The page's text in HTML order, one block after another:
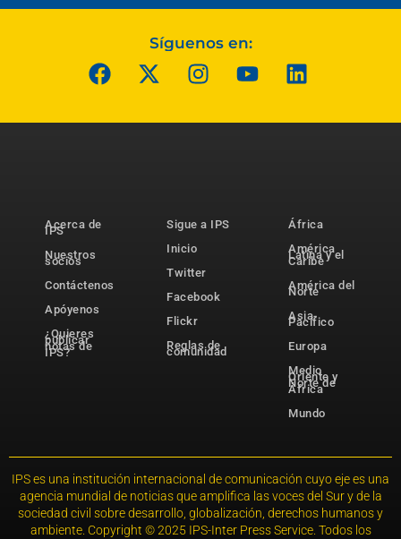
Síguenos en:
Acerca de
IPS
Nuestros
socios
Contáctenos
Apóyenos
¿Quieres
publicar
notas de
IPS?
Sigue a IPS
Inicio
Twitter
Facebook
Flickr
Reglas de
comunidad
África
América
Latina y el
Caribe
América del
Norte
Asia-
Pacífico
Europa
Medio
Oriente y
Norte de
África
Mundo
IPS es una institución internacional de comunicación cuyo eje es una
agencia mundial de noticias que amplifica las voces del Sur y de la
sociedad civil sobre desarrollo, globalización, derechos humanos y
ambiente. Copyright © 2025 IPS-Inter Press Service. Todos los